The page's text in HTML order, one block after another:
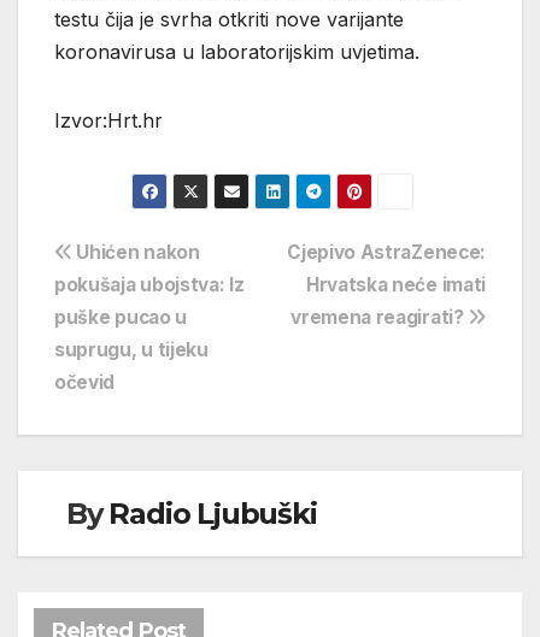
testu čija je svrha otkriti nove varijante
koronavirusa u laboratorijskim uvjetima.
Izvor:Hrt.hr
Navigacija
objava
Cjepivo AstraZenece:
Hrvatska neće imati
vremena reagirati?
Uhićen nakon
pokušaja ubojstva: Iz
puške pucao u
suprugu, u tijeku
očevid
ByRadio Ljubuški
Related Post